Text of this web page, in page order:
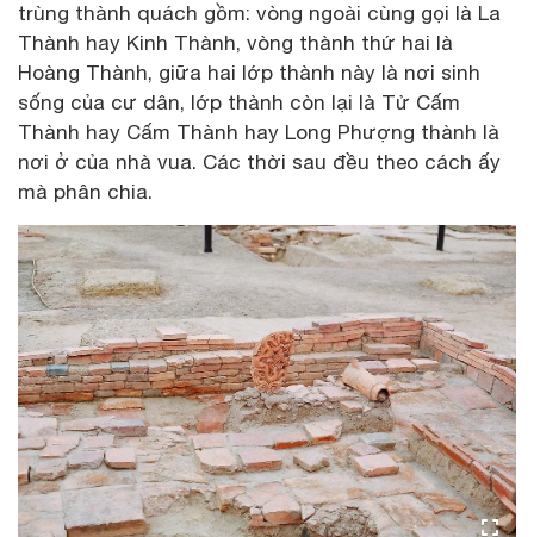
trùng thành quách gồm: vòng ngoài cùng gọi là La
Thành hay Kinh Thành, vòng thành thứ hai là
Hoàng Thành, giữa hai lớp thành này là nơi sinh
sống của cư dân, lớp thành còn lại là Tử Cấm
Thành hay Cấm Thành hay Long Phượng thành là
nơi ở của nhà vua. Các thời sau đều theo cách ấy
mà phân chia.